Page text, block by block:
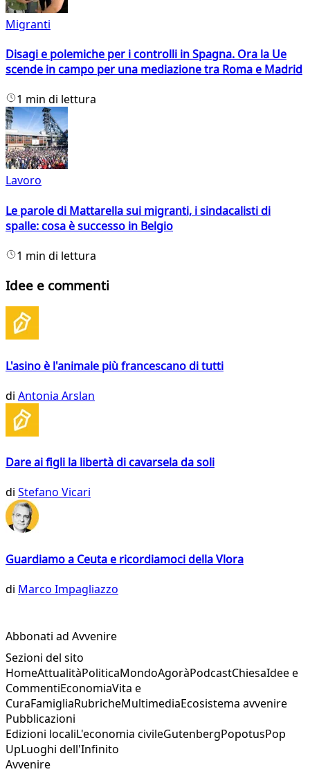
Migranti
Disagi e polemiche per i controlli in Spagna. Ora la Ue
scende in campo per una mediazione tra Roma e Madrid
1 min di lettura
Lavoro
Le parole di Mattarella sui migranti, i sindacalisti di
spalle: cosa è successo in Belgio
1 min di lettura
Idee e commenti
L'asino è l'animale più francescano di tutti
di Antonia Arslan
Dare ai figli la libertà di cavarsela da soli
di Stefano Vicari
Guardiamo a Ceuta e ricordiamoci della Vlora
di Marco Impagliazzo
Abbonati ad Avvenire
Sezioni del sito
HomeAttualitàPoliticaMondoAgoràPodcastChiesaIdee e
CommentiEconomiaVita e
CuraFamigliaRubricheMultimediaEcosistema avvenire
Pubblicazioni
Edizioni localiL'economia civileGutenbergPopotusPop
UpLuoghi dell'Infinito
Avvenire